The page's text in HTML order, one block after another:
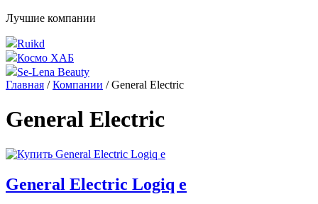
Лучшие компании
Ruikd
Космо ХАБ
Se-Lena Beauty
Главная /Компании / General Electric
General Electric
General Electric Logiq e